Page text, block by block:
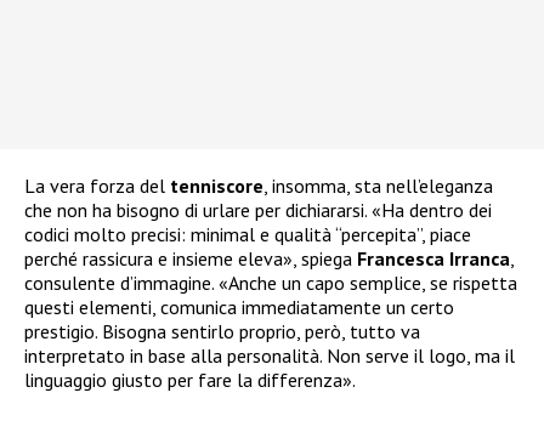
La vera forza del tenniscore , insomma, sta nell’eleganza
che non ha bisogno di urlare per dichiararsi. «Ha dentro dei
codici molto precisi: minimal e qualità “percepita”, piace
perché rassicura e insieme eleva», spiega Francesca Irranca
consulente d’immagine. «Anche un capo semplice, se rispetta
questi elementi, comunica immediatamente un certo
prestigio. Bisogna sentirlo proprio, però, tutto va
interpretato in base alla personalità. Non serve il logo, ma il
linguaggio giusto per fare la differenza».